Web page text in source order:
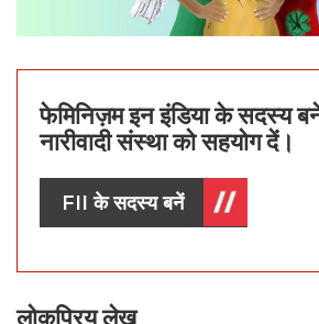
फेमिनिज़म इन इंडिया के सदस्य
नारीवादी संस्था को सहयोग दें।
FII के सदस्य बनें
लोकप्रिय लेख